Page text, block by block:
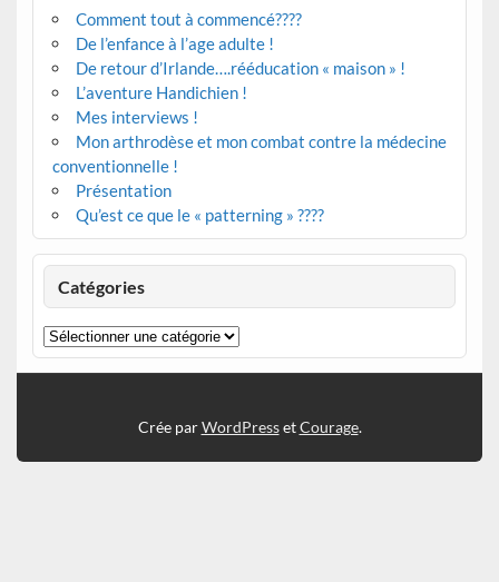
Comment tout à commencé????
De l’enfance à l’age adulte !
De retour d’Irlande….rééducation « maison » !
L’aventure Handichien !
Mes interviews !
Mon arthrodèse et mon combat contre la médecine
conventionnelle !
Présentation
Qu’est ce que le « patterning » ????
Catégories
Catégories
Crée parWordPressetCourage.